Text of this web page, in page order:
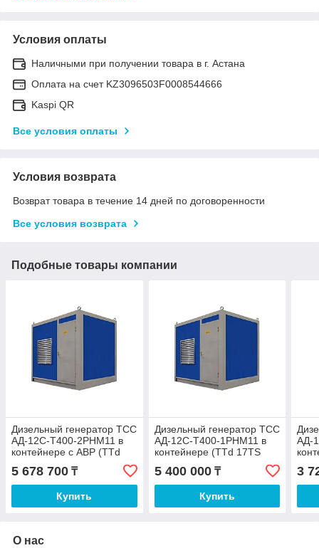
Условия оплаты
Наличными при получении товара в г. Астана
Оплата на счет KZ3096503F0008544666
Kaspi QR
Все условия оплаты
Условия возврата
Возврат товара в течение 14 дней по договоренности
Все условия возврата
Подобные товары компании
Дизельный генератор ТСС
АД-12С-Т400-2РНМ11 в
контейнере с АВР (TTd
5 678 700 ₸
Купить
Дизельный генератор ТСС
АД-12С-Т400-1РНМ11 в
контейнере (TTd 17TS
5 400 000₸
Купить
АД-
3
О нас